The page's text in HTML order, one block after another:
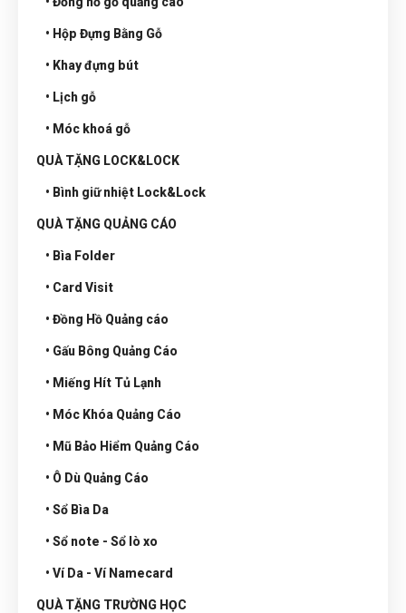
• Hộp Đựng Bằng Gỗ
• Khay đựng bút
• Lịch gỗ
• Móc khoá gỗ
QUÀ TẶNG LOCK&LOCK
• Bình giữ nhiệt Lock&Lock
QUÀ TẶNG QUẢNG CÁO
• Bìa Folder
• Card Visit
• Đồng Hồ Quảng cáo
• Gấu Bông Quảng Cáo
• Miếng Hít Tủ Lạnh
• Móc Khóa Quảng Cáo
• Mũ Bảo Hiểm Quảng Cáo
• Ô Dù Quảng Cáo
• Sổ Bìa Da
• Sổ note - Sổ lò xo
• Ví Da - Ví Namecard
QUÀ TẶNG TRƯỜNG HỌC